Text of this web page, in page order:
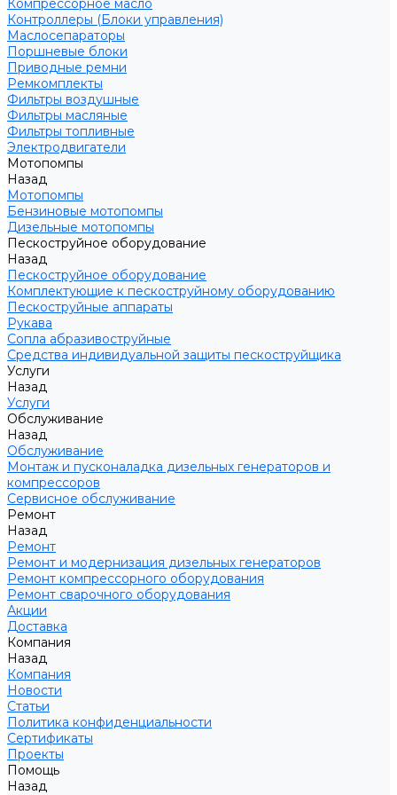
Компрессорное масло
Контроллеры (Блоки управления)
Маслосепараторы
Поршневые блоки
Приводные ремни
Ремкомплекты
Фильтры воздушные
Фильтры масляные
Фильтры топливные
Электродвигатели
Мотопомпы
Назад
Мотопомпы
Бензиновые мотопомпы
Дизельные мотопомпы
Пескоструйное оборудование
Назад
Пескоструйное оборудование
Комплектующие к пескоструйному оборудованию
Пескоструйные аппараты
Рукава
Сопла абразивоструйные
Средства индивидуальной защиты пескоструйщика
Услуги
Назад
Услуги
Обслуживание
Назад
Обслуживание
Монтаж и пусконаладка дизельных генераторов и
компрессоров
Сервисное обслуживание
Ремонт
Назад
Ремонт
Ремонт и модернизация дизельных генераторов
Ремонт компрессорного оборудования
Ремонт сварочного оборудования
Акции
Доставка
Компания
Назад
Компания
Новости
Статьи
Политика конфиденциальности
Сертификаты
Проекты
Помощь
Назад